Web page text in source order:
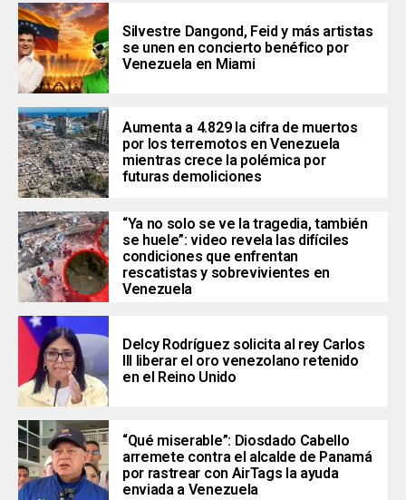
Silvestre Dangond, Feid y más artistas
se unen en concierto benéfico por
Venezuela en Miami
Aumenta a 4.829 la cifra de muertos
por los terremotos en Venezuela
mientras crece la polémica por
futuras demoliciones
“Ya no solo se ve la tragedia, también
se huele”: video revela las difíciles
condiciones que enfrentan
rescatistas y sobrevivientes en
Venezuela
Delcy Rodríguez solicita al rey Carlos
III liberar el oro venezolano retenido
en el Reino Unido
“Qué miserable”: Diosdado Cabello
arremete contra el alcalde de Panamá
por rastrear con AirTags la ayuda
enviada a Venezuela